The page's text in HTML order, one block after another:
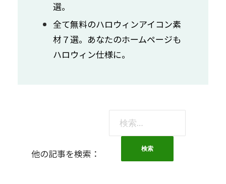
選。
全て無料のハロウィンアイコン素
材７選。あなたのホームページも
ハロウィン仕様に。
他の記事を検索：